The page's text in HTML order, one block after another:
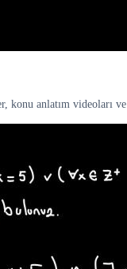
konu anlatım videoları ve